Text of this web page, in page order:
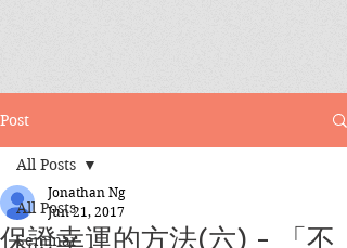
Post
All Posts
Seminar
All Posts
保證幸運的方法(六) - 「不
Jonathan Ng
Jun 21, 2017